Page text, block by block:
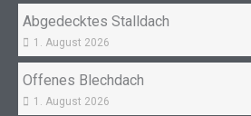
Abgedecktes Stalldach
1. August 2026
Offenes Blechdach
1. August 2026